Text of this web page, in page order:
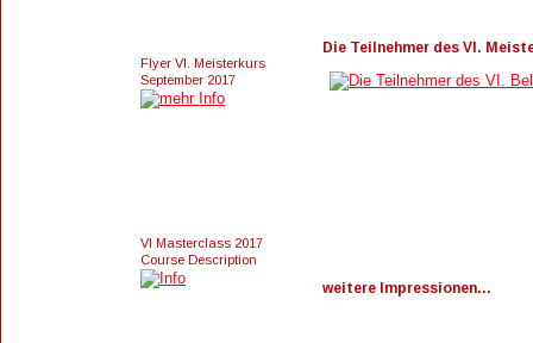
Die Teilnehmer des VI.
weitere Impressionen…
Flyer VI. Meisterkurs
September 2017
VI Masterclass 2017
Course Description